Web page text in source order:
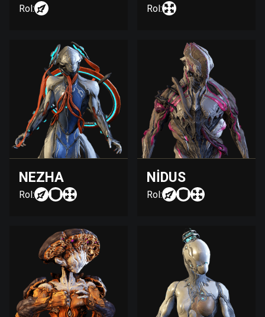
Rol: Rol:
NEZHA
Rol:
NIDUS
Rol: